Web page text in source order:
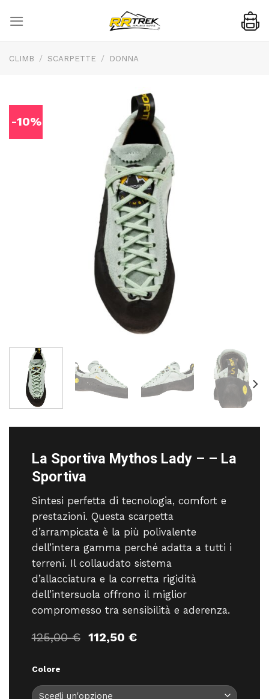
content
CLIMB / SCARPETTE / DONNA
-10%
La Sportiva Mythos Lady – – La
Sportiva
Sintesi perfetta di tecnologia, comfort e
prestazioni. Questa scarpetta
d’arrampicata è la più polivalente
dell’intera gamma perché adatta a tutti i
terreni. Il collaudato sistema
d’allacciatura e la corretta rigidità
dell’intersuola offrono il miglior
compromesso tra sensibilità e aderenza.
125,00€ Il
125,00 €.
112,50 €Il
112,50 €.
Colore